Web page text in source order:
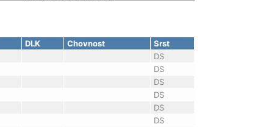
DLK Chovnost
Srst
DS
DS
DS
DS
DS
DS